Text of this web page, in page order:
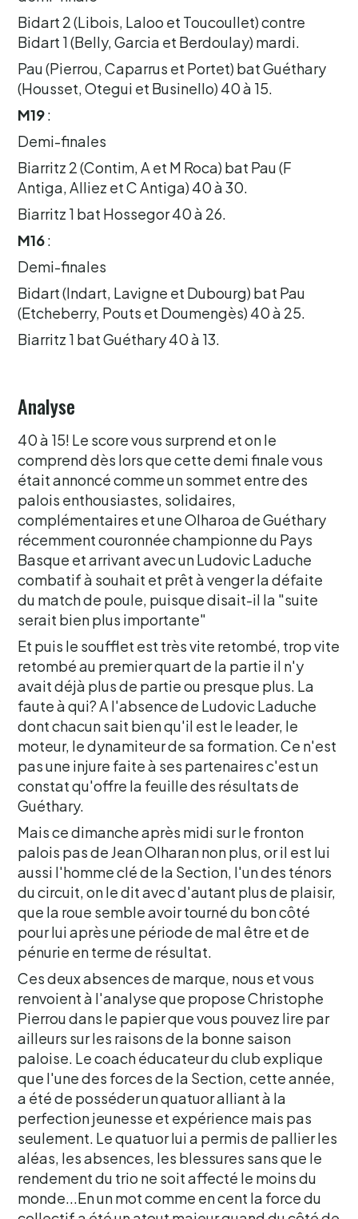
Bidart 2 (Libois, Laloo et Toucoullet) contre
Bidart 1 (Belly, Garcia et Berdoulay) mardi.
Pau (Pierrou, Caparrus et Portet) bat Guéthary
(Housset, Otegui et Businello) 40 à 15.
M19:
Demi-finales
Biarritz 2 (Contim, A et M Roca) bat Pau (F
Antiga, Alliez et C Antiga) 40 à 30.
Biarritz 1 bat Hossegor 40 à 26.
M16:
Demi-finales
Bidart (Indart, Lavigne et Dubourg) bat Pau
(Etcheberry, Pouts et Doumengès) 40 à 25.
Biarritz 1 bat Guéthary 40 à 13.
Analyse
40 à 15! Le score vous surprend et on le
comprend dès lors que cette demi finale vous
était annoncé comme un sommet entre des
palois enthousiastes, solidaires,
complémentaires et une Olharoa de Guéthary
récemment couronnée championne du Pays
Basque et arrivant avec un Ludovic Laduche
combatif à souhait et prêt à venger la défaite
du match de poule, puisque disait-il la "suite
serait bien plus importante"
Et puis le soufflet est très vite retombé, trop vite
retombé au premier quart de la partie il n'y
avait déjà plus de partie ou presque plus. La
faute à qui? A l'absence de Ludovic Laduche
dont chacun sait bien qu'il est le leader, le
moteur, le dynamiteur de sa formation. Ce n'est
pas une injure faite à ses partenaires c'est un
constat qu'offre la feuille des résultats de
Guéthary.
Mais ce dimanche après midi sur le fronton
palois pas de Jean Olharan non plus, or il est lui
aussi l'homme clé de la Section, l'un des ténors
du circuit, on le dit avec d'autant plus de plaisir,
que la roue semble avoir tourné du bon côté
pour lui après une période de mal être et de
pénurie en terme de résultat.
Ces deux absences de marque, nous et vous
renvoient à l'analyse que propose Christophe
Pierrou dans le papier que vous pouvez lire par
ailleurs sur les raisons de la bonne saison
paloise. Le coach éducateur du club explique
que l'une des forces de la Section, cette année,
a été de posséder un quatuor alliant à la
perfection jeunesse et expérience mais pas
seulement. Le quatuor lui a permis de pallier les
aléas, les absences, les blessures sans que le
rendement du trio ne soit affecté le moins du
monde...En un mot comme en cent la force du